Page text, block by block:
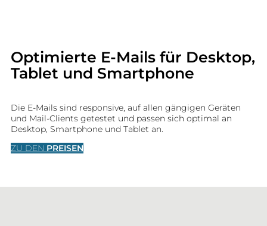
Optimierte E-Mails für Desktop,
Tablet und Smartphone
Die E-Mails sind responsive, auf allen gängigen Geräten
und Mail-Clients getestet und passen sich optimal an
Desktop, Smartphone und Tablet an.
ZU DEN PREISEN